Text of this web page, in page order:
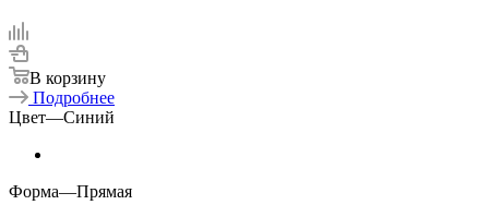
В корзину
Подробнее
Цвет—Синий
Форма—Прямая